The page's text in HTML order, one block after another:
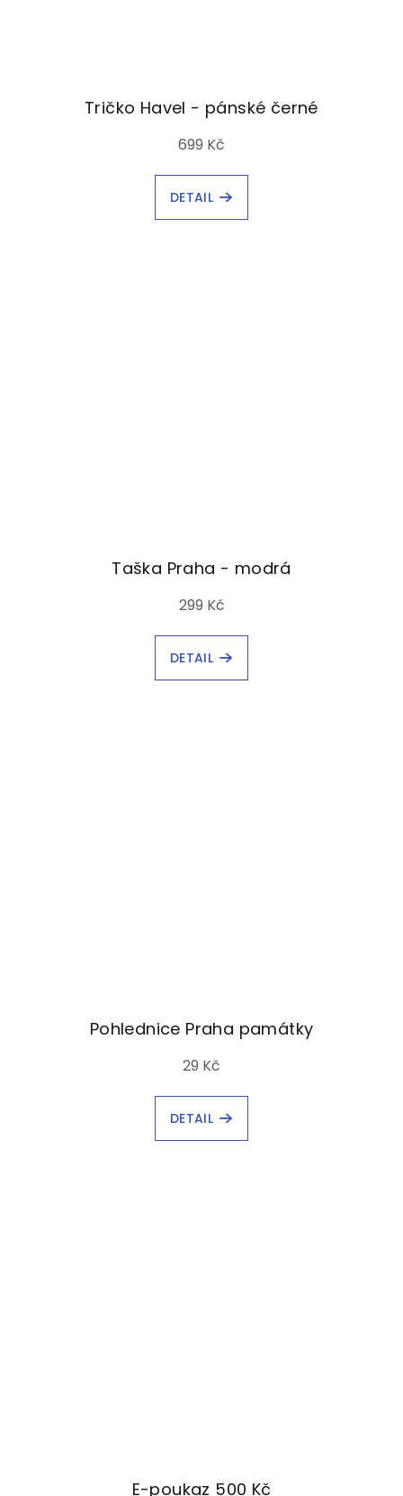
Tričko Havel - pánské černé
699 Kč
DETAIL
Taška Praha - modrá
299 Kč
DETAIL
Pohlednice Praha památky
29 Kč
DETAIL
E-poukaz 500 Kč